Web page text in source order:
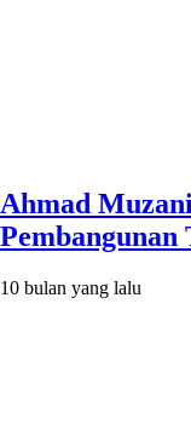
Ahmad
Pembangunan
10 bulan yang lalu